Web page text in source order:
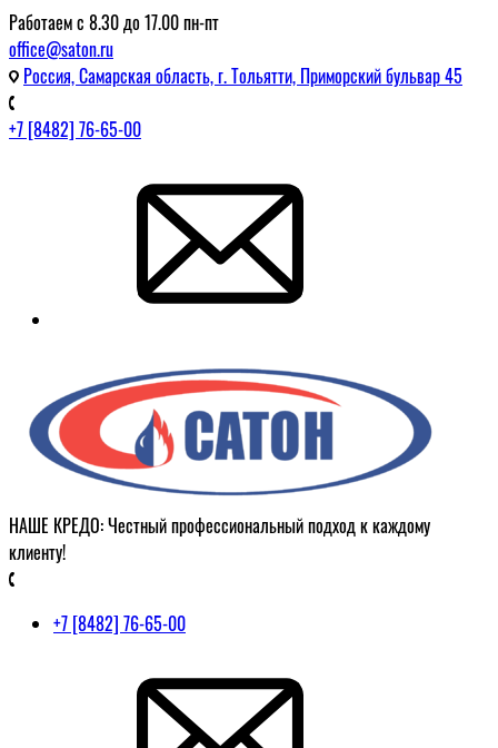
Работаем с 8.30 до 17.00 пн-пт
office@saton.ru
Россия, Самарская область, г. Тольятти, Приморский бульвар 45
+7 [8482] 76-65-00
НАШЕ КРЕДО: Честный профессиональный подход к каждому
клиенту!
+7 [8482] 76-65-00